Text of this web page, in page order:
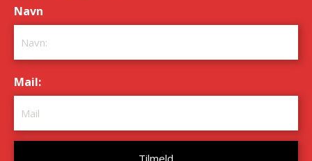
Navn
Mail: